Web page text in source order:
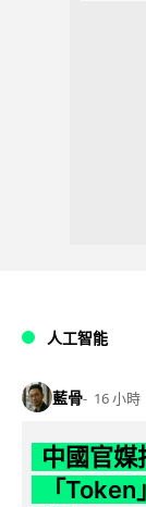
人工智能
藍骨 16 小時
中國官
「